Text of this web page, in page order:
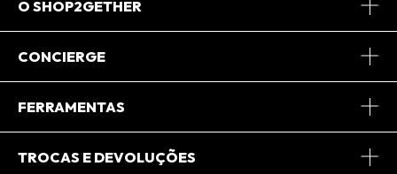
O SHOP2GETHER
Sobre Nós
CONCIERGE
Central de Relacionamento
FERRAMENTAS
Minha Conta
TROCAS E DEVOLUÇÕES